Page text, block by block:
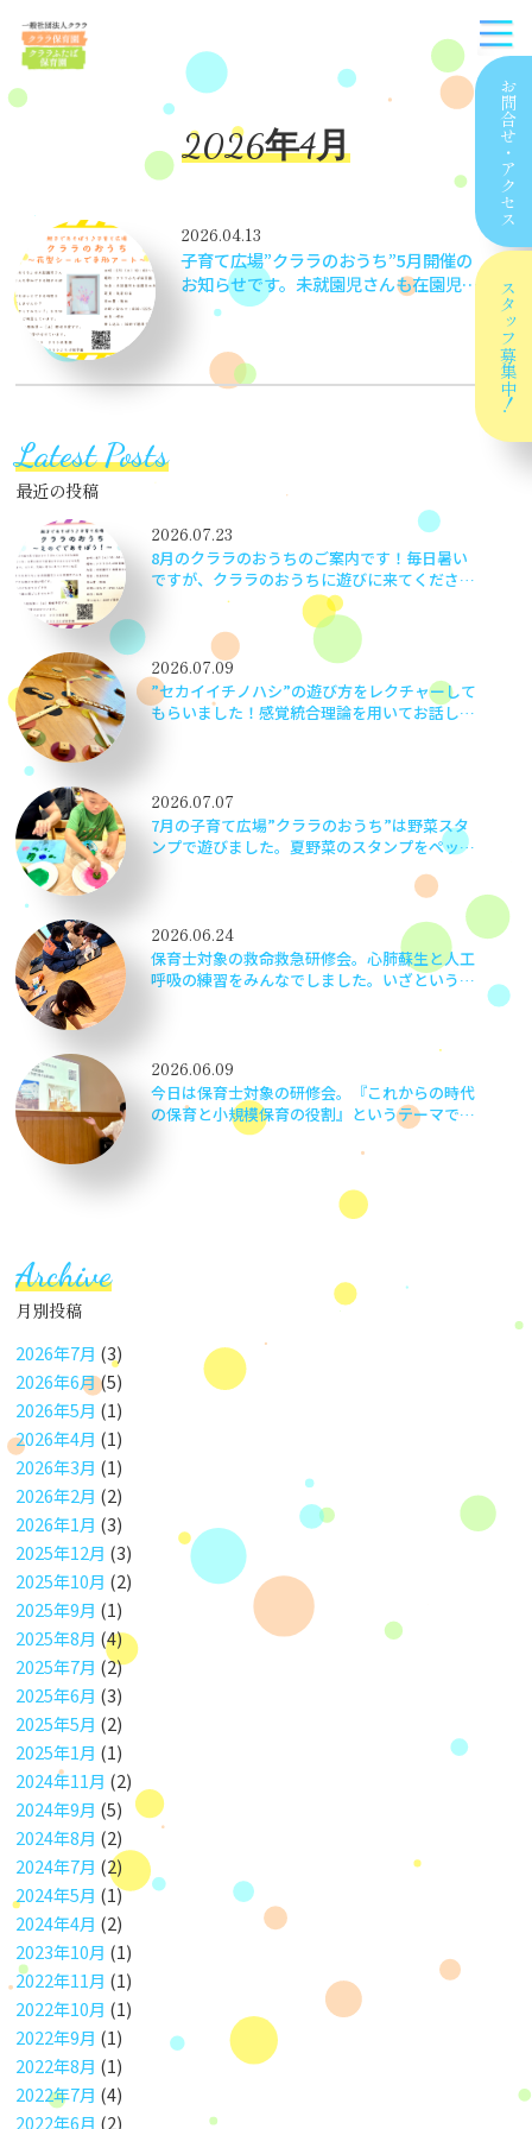
お問合せ
・
アクセス
スタッフ
募集中！
2026年4月
2026.04.13
子育て広場”クララのおうち”5月開催の
お知らせです。未就園児さんも在園児さ
んも卒園児さんも参加できる親子の遊び
とろなんだ”そんな体験をしてもらえた
ら嬉しいです。ご近所やお友だちで保育
Latest Posts
最近の投稿
2026.07.23
8月のクララのおうちのご案内です！毎日暑い
ですが、クララのおうちに遊びに来てください
2026.07.09
”セカイイチノハシ”の遊び方をレクチャーして
もらいました！感覚統合理論を用いてお話しし
2026.07.07
7月の子育て広場”クララのおうち”は野菜スタ
ンプで遊びました。夏野菜のスタンプをペッタ
2026.06.24
保育士対象の救命救急研修会。心肺蘇生と人工
呼吸の練習をみんなでしました。いざというと
2026.06.09
今日は保育士対象の研修会。『これからの時代
の保育と小規模保育の役割』というテーマで京
都の小規模保育事業 伏見いろどり保育園 園
長安準佑先生をお招きしました。子どもの最善
Archive
月別投稿
2026年7月 (3)
2026年6月(5)
2026年5月 (1)
2026年4月 (1)
2026年3月 (1)
2026年2月 (2)
2026年1月 (3)
2025年12月 (3)
2025年10月 (2)
2025年9月 (1)
2025年8月 (4)
2025年7月 (2)
2025年6月 (3)
2025年5月 (2)
2025年1月 (1)
2024年11月 (2)
2024年9月 (5)
2024年8月 (2)
2024年7月 (2)
2024年5月 (1)
2024年4月 (2)
2023年10月 (1)
2022年11月 (1)
2022年10月 (1)
2022年9月 (1)
2022年8月 (1)
2022年7月 (4)
2022年6月 (2)